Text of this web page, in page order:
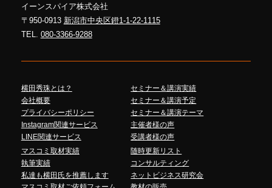
イーンスパイア株式会社
〒950-0913 新潟市中央区鐙1-1-22-1115
TEL. 080-3366-9288
横田秀珠とは？
会社概要
プライバシーポリシー
Instagram関連サービス
LINE関連サービス
セミナー＆講演実績
セミナー＆講演予定
セミナー＆講演テーマ
主催者様の声
受講者様の声
マスコミ取材実績
執筆実績
私達も横田氏を推薦します
随時更新リスト
コンサルティング
ネットビジネス研究会